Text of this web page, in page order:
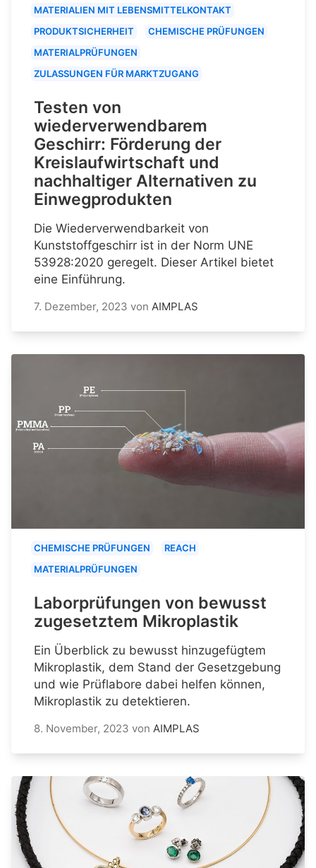
MATERIALIEN MIT LEBENSMITTELKONTAKT
PRODUKTSICHERHEIT
CHEMISCHE PRÜFUNGEN
MATERIALPRÜFUNGEN
ZULASSUNGEN FÜR MARKTZUGANG
Testen von
wiederverwendbarem
Geschirr: Förderung der
Kreislaufwirtschaft und
nachhaltiger Alternativen zu
Einwegprodukten
Die Wiederverwendbarkeit von
Kunststoffgeschirr ist in der Norm UNE
53928:2020 geregelt. Dieser Artikel bietet
eine Einführung.
7. Dezember, 2023 von AIMPLAS
CHEMISCHE PRÜFUNGEN
REACH
MATERIALPRÜFUNGEN
Laborprüfungen von bewusst
zugesetztem Mikroplastik
Ein Überblick zu bewusst hinzugefügtem
Mikroplastik, dem Stand der Gesetzgebung
und wie Prüflabore dabei helfen können,
Mikroplastik zu detektieren.
8. November, 2023 von AIMPLAS